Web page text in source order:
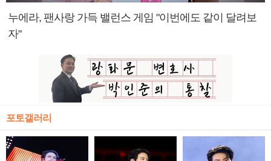
누에라, 팬사랑 가득 밸런스 게임 "이번에도 같이 달려보
자"
포토갤러리